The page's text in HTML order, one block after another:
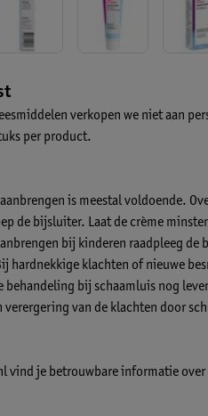
verkopen we niet aan
per product.
is meestal voldoende.
de bijsluiter. Laat de crème
bij kinderen raadpleeg de
hardnekkige klachten of nieuwe
behandeling bij schaamluis nog
van de klachten door
vind je betrouwbare informatie